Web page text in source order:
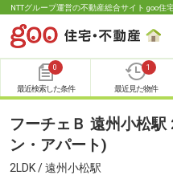
NTTグループ運営の不動産総合サイト goo住
0
最近検索した条件
1
最近見た物件
フーチェＢ 遠州小松駅
ン・アパート)
2LDK / 遠州小松駅